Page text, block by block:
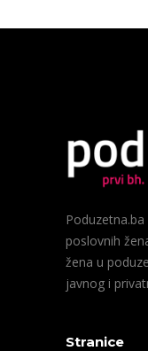
poslovnih
žena u
javnog i
Stranice